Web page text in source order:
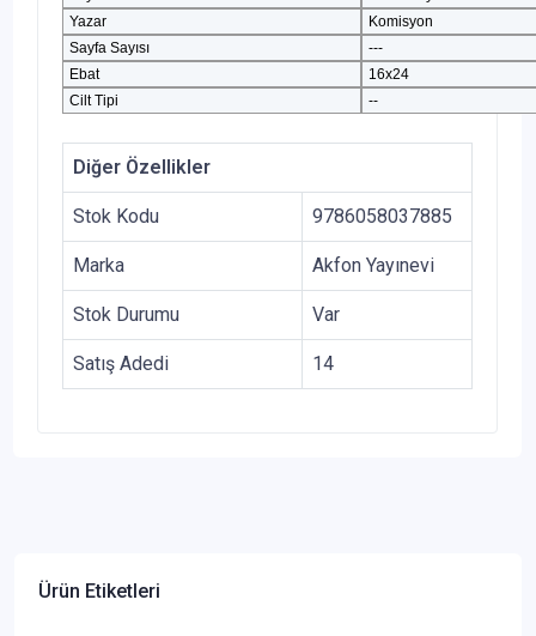
Yazar
Komisyon
Sayfa Sayısı
---
Ebat
16x24
Cilt Tipi
--
Diğer Özellikler
Stok Kodu 9786058037885
Marka Akfon Yayınevi
Stok Durumu Var
Satış Adedi 14
Ürün Etiketleri